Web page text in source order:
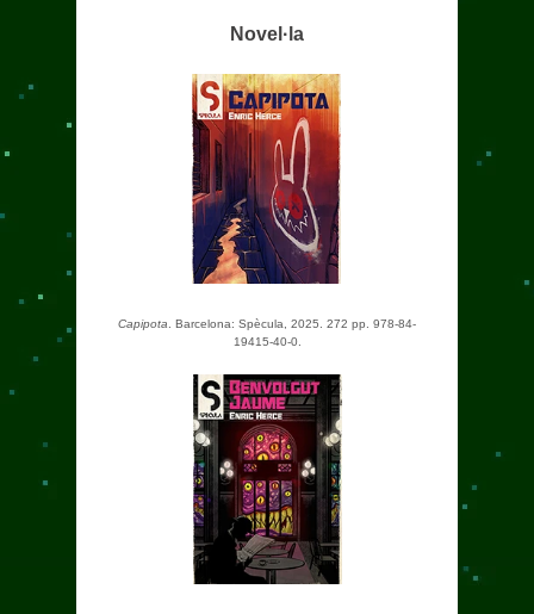
Novel·la
Capipota . Barcelona: Spècula, 2025. 272 pp. 978-84-
19415-40-0.